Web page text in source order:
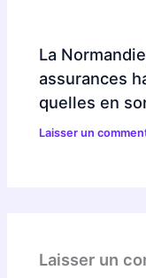
La
assurances
quelles en
Laisser un
Laisser un